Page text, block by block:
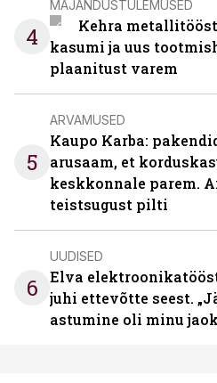
4
MAJANDUSTULEMUSED
Kehra
kasumi ja uus
plaanitust varem
5
ARVAMUSED
Kaupo Karba:
arusaam, et
keskkonnale parem.
teistsugust pilti
6
UUDISED
Elva
juhi ettevõtte seest.
astumine oli minu